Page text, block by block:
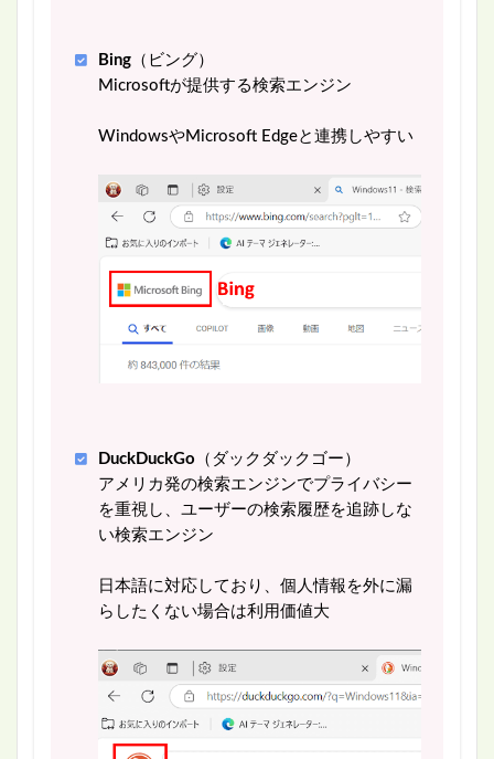
Bing （ビング）
Microsoftが提供する検索エンジン
WindowsやMicrosoft Edgeと連携しやすい
DuckDuckGo （ダックダックゴー）
アメリカ発の検索エンジンでプライバシー
を重視し、ユーザーの検索履歴を追跡しな
い検索エンジン
日本語に対応しており、個人情報を外に漏
らしたくない場合は利用価値大